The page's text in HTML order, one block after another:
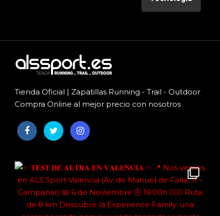
Tienda Oficial | Zapatillas Running - Trail - Outdoor
Compra Online al mejor precio con nosotros